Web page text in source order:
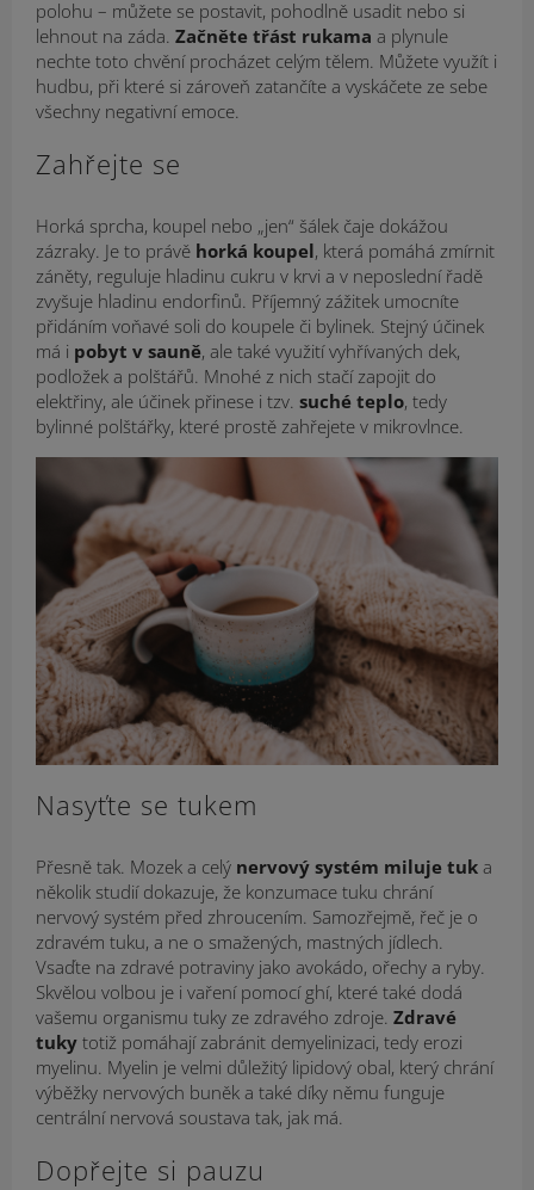
polohu – můžete se postavit, pohodlně usadit nebo si
lehnout na záda. Začněte třást rukama a plynule
nechte toto chvění procházet celým tělem. Můžete využít i
hudbu, při které si zároveň zatančíte a vyskáčete ze sebe
všechny negativní emoce.
Zahřejte se
Horká sprcha, koupel nebo „jen“ šálek čaje dokážou
zázraky. Je to právě horká koupel, která pomáhá zmírnit
záněty, reguluje hladinu cukru v krvi a v neposlední řadě
zvyšuje hladinu endorfinů. Příjemný zážitek umocníte
přidáním voňavé soli do koupele či bylinek. Stejný účinek
má i pobyt v sauně, ale také využití vyhřívaných dek,
podložek a polštářů. Mnohé z nich stačí zapojit do
elektřiny, ale účinek přinese i tzv. suché teplo, tedy
bylinné polštářky, které prostě zahřejete v mikrovlnce.
Nasyťte se tukem
Přesně tak. Mozek a celý nervový systém miluje tuk a
několik studií dokazuje, že konzumace tuku chrání
nervový systém před zhroucením. Samozřejmě, řeč je o
zdravém tuku, a ne o smažených, mastných jídlech.
Vsaďte na zdravé potraviny jako avokádo, ořechy a ryby.
Skvělou volbou je i vaření pomocí ghí, které také dodá
vašemu organismu tuky ze zdravého zdroje. Zdravé
tuky totiž pomáhají zabránit demyelinizaci, tedy erozi
myelinu. Myelin je velmi důležitý lipidový obal, který chrání
výběžky nervových buněk a také díky němu funguje
centrální nervová soustava tak, jak má.
Dopřejte si pauzu